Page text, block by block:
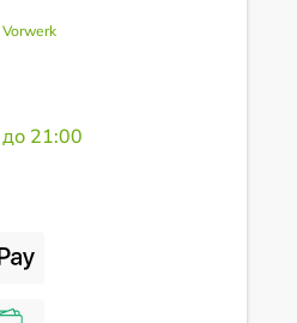
21:00